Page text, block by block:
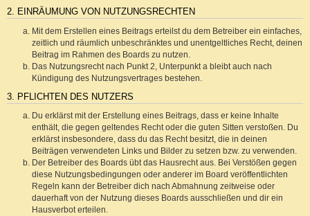
2. EINRÄUMUNG VON NUTZUNGSRECHTEN
Mit dem Erstellen eines Beitrags erteilst du dem Betreiber ein einfaches,
zeitlich und räumlich unbeschränktes und unentgeltliches Recht, deinen
Beitrag im Rahmen des Boards zu nutzen.
Das Nutzungsrecht nach Punkt 2, Unterpunkt a bleibt auch nach
Kündigung des Nutzungsvertrages bestehen.
3. PFLICHTEN DES NUTZERS
Du erklärst mit der Erstellung eines Beitrags, dass er keine Inhalte
enthält, die gegen geltendes Recht oder die guten Sitten verstoßen. Du
erklärst insbesondere, dass du das Recht besitzt, die in deinen
Beiträgen verwendeten Links und Bilder zu setzen bzw. zu verwenden.
Der Betreiber des Boards übt das Hausrecht aus. Bei Verstößen gegen
diese Nutzungsbedingungen oder anderer im Board veröffentlichten
Regeln kann der Betreiber dich nach Abmahnung zeitweise oder
dauerhaft von der Nutzung dieses Boards ausschließen und dir ein
Hausverbot erteilen.